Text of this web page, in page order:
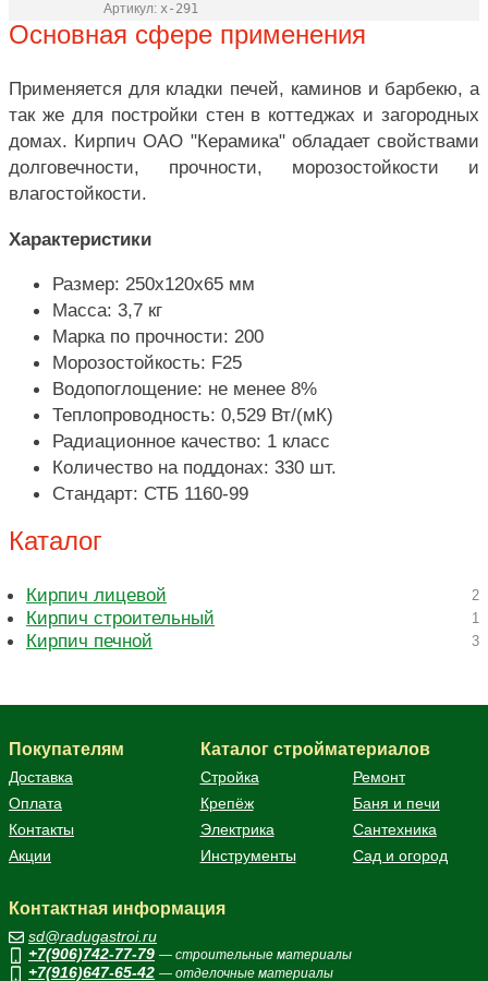
Артикул: x-291
Основная сфере применения
Применяется для кладки печей, каминов и барбекю, а
так же для постройки стен в коттеджах и загородных
домах. Кирпич ОАО "Керамика" обладает свойствами
долговечности, прочности, морозостойкости и
влагостойкости.
Характеристики
Размер: 250х120х65 мм
Масса: 3,7 кг
Марка по прочности: 200
Морозостойкость: F25
Водопоглощение: не менее 8%
Теплопроводность: 0,529 Вт/(мК)
Радиационное качество: 1 класс
Количество на поддонах: 330 шт.
Стандарт: СТБ 1160-99
Каталог
Кирпич лицевой 2
Кирпич строительный 1
Кирпич печной 3
Покупателям
Доставка
Оплата
Контакты
Акции
Каталог стройматериалов
Стройка
Ремонт
Крепёж
Баня и печи
Электрика
Сантехника
Инструменты
Сад и огород
Контактная информация
sd@radugastroi.ru
+7(906)742-77-79 — строительные материалы
+7(916)647-65-42 — отделочные материалы